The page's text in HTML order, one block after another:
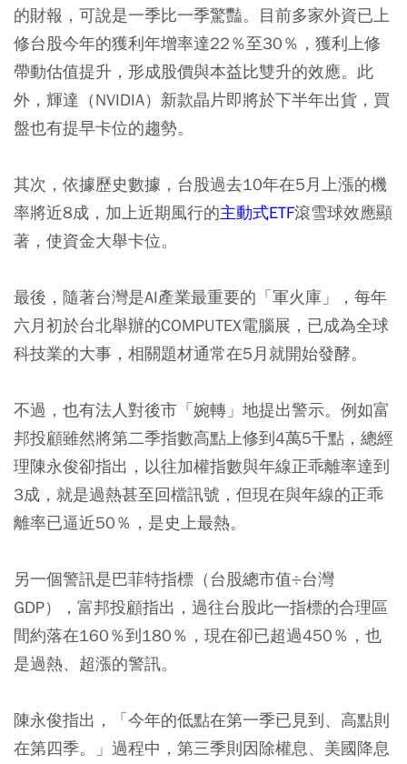
的財報，可說是一季比一季驚豔。目前多家外資已上
修台股今年的獲利年增率達22％至30％，獲利上修
帶動估值提升，形成股價與本益比雙升的效應。此
外，輝達（NVIDIA）新款晶片即將於下半年出貨，買
盤也有提早卡位的趨勢。
其次，依據歷史數據，台股過去10年在5月上漲的機
率將近8成，加上近期風行的主動式ETF滾雪球效應顯
著，使資金大舉卡位。
最後，隨著台灣是AI產業最重要的「軍火庫」，每年
六月初於台北舉辦的COMPUTEX電腦展，已成為全球
科技業的大事，相關題材通常在5月就開始發酵。
不過，也有法人對後市「婉轉」地提出警示。例如富
邦投顧雖然將第二季指數高點上修到4萬5千點，總經
理陳永俊卻指出，以往加權指數與年線正乖離率達到
3成，就是過熱甚至回檔訊號，但現在與年線的正乖
離率已逼近50％，是史上最熱。
另一個警訊是巴菲特指標（台股總市值÷台灣
GDP），富邦投顧指出，過往台股此一指標的合理區
間約落在160％到180％，現在卻已超過450％，也
是過熱、超漲的警訊。
陳永俊指出，「今年的低點在第一季已見到、高點則
在第四季。」過程中，第三季則因除權息、美國降息